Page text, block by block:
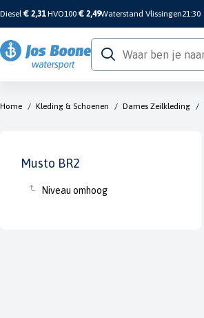
Diesel€ 2,31 HVO100 € 2,49Waterstand Vlissingen21:30
Home / Kleding & Schoenen / Dames Zeilkleding /
Musto BR2
Niveau omhoog